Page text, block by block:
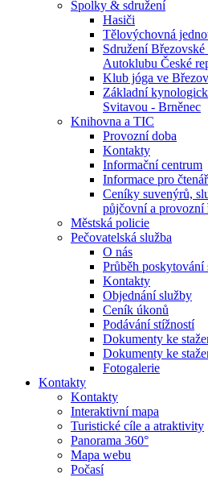
Spolky & sdružení
Hasiči
Tělovýchovná
Sdružení
Autoklubu České
Klub jóga ve
Základní
Svitavou - Brněnec
Knihovna a TIC
Provozní doba
Kontakty
Informační centrum
Informace pro
Ceníky suvenýrů,
půjčovní a provozní
Městská policie
Pečovatelská služba
O nás
Průběh poskytování
Kontakty
Objednání služby
Ceník úkonů
Podávání stížností
Dokumenty ke
Dokumenty ke
Fotogalerie
Kontakty
Kontakty
Interaktivní mapa
Turistické cíle a atraktivity
Panorama 360°
Mapa webu
Počasí